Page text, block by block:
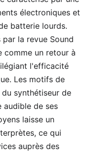
électroniques et
batterie lourds.
la revue Sound
comme un retour à
l'efficacité
Les motifs de
synthétiseur de
de ses
laisse un
ce qui
auprès des